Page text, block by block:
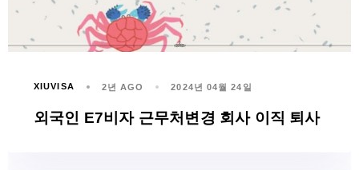
XIUVISA 2년 AGO 2024년 04월 24일
외국인 E7비자 근무처변경 회사 이직 퇴사